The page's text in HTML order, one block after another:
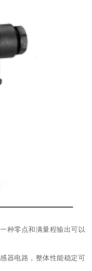
种零点和满量程输出可以
器电路，整体性能稳定可